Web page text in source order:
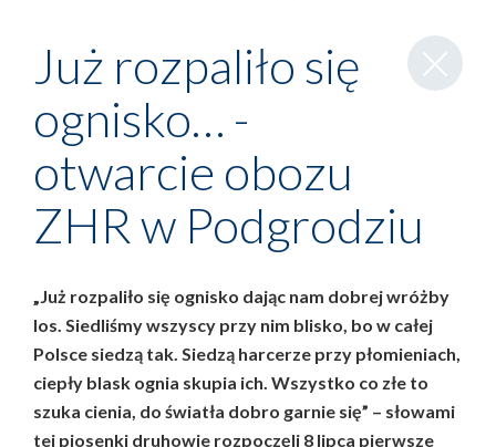
Zamknij
wpis
Już rozpaliło się
ognisko… -
otwarcie obozu
ZHR w Podgrodziu
„Już rozpaliło się ognisko dając nam dobrej wróżby
los. Siedliśmy wszyscy przy nim blisko, bo w całej
Polsce siedzą tak. Siedzą harcerze przy płomieniach,
ciepły blask ognia skupia ich. Wszystko co złe to
szuka cienia, do światła dobro garnie się” – słowami
tej piosenki druhowie rozpoczęli 8 lipca pierwsze